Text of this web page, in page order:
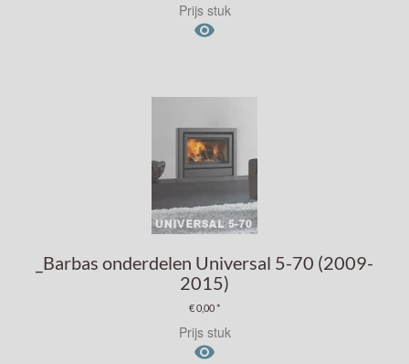
Prijs stuk

_Barbas onderdelen Universal 5-70 (2009-
2015)
€ 0,00 *
Prijs stuk
